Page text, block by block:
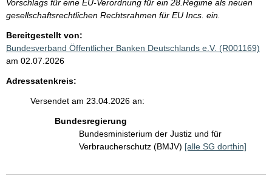
Vorschlags für eine EU-Verordnung für ein 28.Regime als neuen
gesellschaftsrechtlichen Rechtsrahmen für EU Incs. ein.
Bereitgestellt von:
Bundesverband Öffentlicher Banken Deutschlands e.V. (R001169)
am 02.07.2026
Adressatenkreis:
Versendet am 23.04.2026 an:
Bundesregierung
Bundesministerium der Justiz und für
Verbraucherschutz (BMJV) [alle SG dorthin]